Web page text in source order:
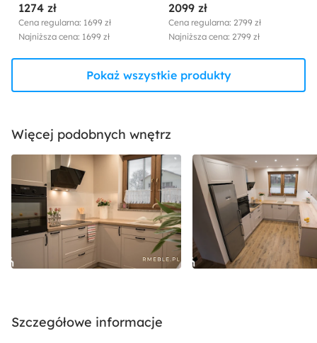
1274 zł
Cena regularna: 1699 zł
Najniższa cena: 1699 zł
2099 zł
Cena regularna: 2799 zł
Najniższa cena: 2799 zł
Pokaż wszystkie produkty
Więcej podobnych wnętrz
Szczegółowe informacje